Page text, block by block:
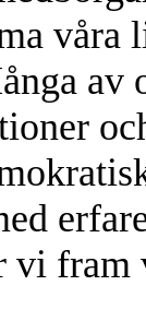
våra
av
fram